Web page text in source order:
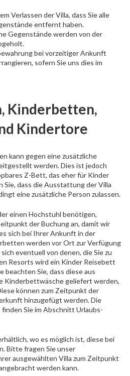
Verlassen der Villa, dass Sie alle
entfernt haben.
Gegenstände werden von der
bei vorzeitiger Ankunft
sofern Sie uns dies im
Kinderbetten,
Kindertore
kann gegen eine zusätzliche
werden. Dies ist jedoch
Z-Bett, das eher für Kinder
dass die Ausstattung der Villa
eine zusätzliche Person zulassen.
einen Hochstuhl benötigen,
der Buchung an, damit wir
sich bei Ihrer Ankunft in der
werden vor Ort zur Verfügung
eventuell von denen, die Sie zu
Resorts wird ein Kinder Reisebett
Sie, dass diese aus
Kinderbettwäsche geliefert werden,
können zum Zeitpunkt der
hinzugefügt werden. Die
Sie im Abschnitt Urlaubs-
wo es möglich ist, diese bei
Bitte fragen Sie unser
ausgewählten Villa zum Zeitpunkt
werden kann.